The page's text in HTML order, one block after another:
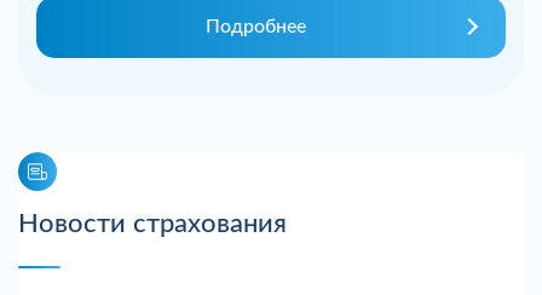
Подробнее
Новости страхования